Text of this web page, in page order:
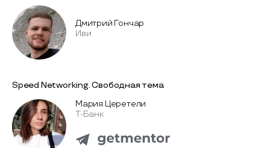
Дмитрий Гончар
Иви
Speed Networking. Свободная тема
Мария Церетели
Т-Банк